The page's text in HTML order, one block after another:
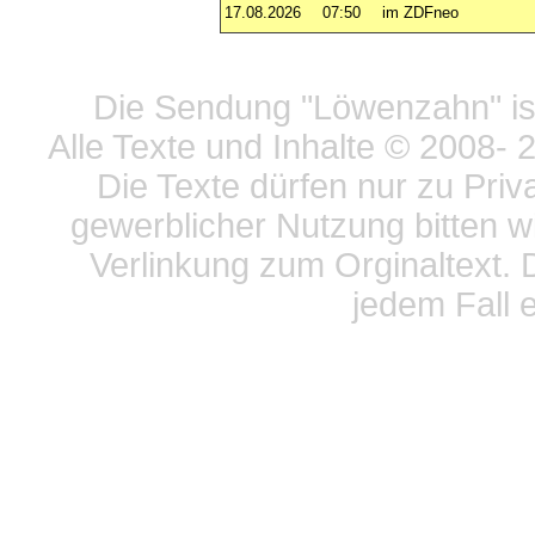
17.08.2026
07:50 im ZDFneo
Die Sendung "Löwenzahn"
Alle Texte und Inhalte © 2008-
Die Texte dürfen nur zu
gewerblicher Nutzung bitten
Verlinkung zum Orginaltext.
jedem Fall